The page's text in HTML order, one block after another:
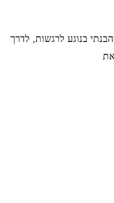
בנוגע לרגשות, לדרך
את